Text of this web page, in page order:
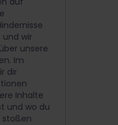
wir
unsere
Im
dir
Inhalte
und wo du
stoßen